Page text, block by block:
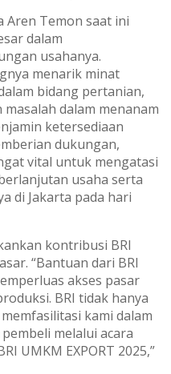
Aren Temon saat ini
dalam
usahanya.
menarik minat
bidang pertanian,
dalam menanam
ketersediaan
dukungan,
vital untuk mengatasi
usaha serta
di Jakarta pada hari
kontribusi BRI
“Bantuan dari BRI
akses pasar
BRI tidak hanya
kami dalam
melalui acara
UMKM EXPORT 2025,”